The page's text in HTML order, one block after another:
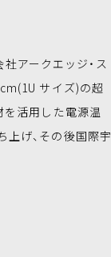
社アークエッジ・ス
サイズ)の超
を活用した電源温
上げ、その後国際宇